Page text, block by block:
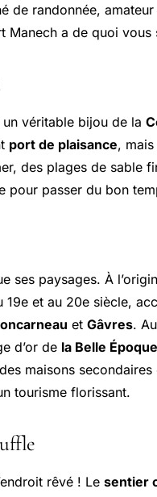
de randonnée,
Manech a de quoi vous
véritable bijou de la
port de plaisance,
des plages de sable
pour passer du bon
ses paysages. À
et au 20e siècle,
et Gâvres.
d’or de la Belle Époque
maisons
tourisme florissant.
rêvé ! Le sentier